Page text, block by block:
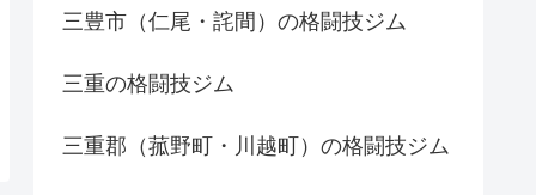
三豊市（仁尾・詫間）の格闘技ジム
三重の格闘技ジム
三重郡（菰野町・川越町）の格闘技ジム